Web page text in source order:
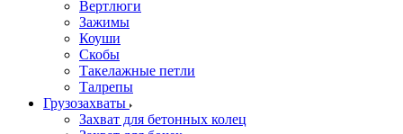
Вертлюги
Зажимы
Коуши
Скобы
Такелажные петли
Талрепы
Грузозахваты
Захват для бетонных колец